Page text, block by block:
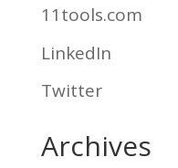
11tools.com
LinkedIn
Twitter
Archives